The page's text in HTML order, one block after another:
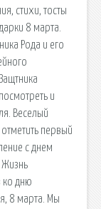
стихи, тосты
8 марта.
Рода и его
и
Веселый
первый
с днем
ко дню
8 марта. Мы